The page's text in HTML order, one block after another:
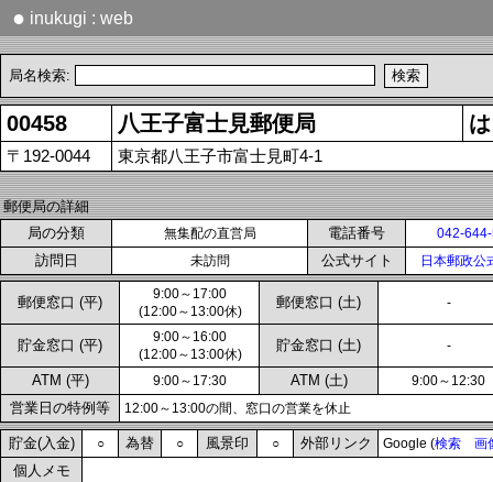
● inukugi : web
局名検索:
00458 八王子富士見郵便局
〒192-0044 東京都八王子市富士見町4-1
郵便局の詳細
局の分類
無集配の直営局 電話番号 042-
訪問日 未訪問 公式サイト 日本郵政公
郵便窓口 (平)
9:00～17:00
(12:00～13:00休)
郵便窓口 (土) -
貯金窓口 (平)
9:00～16:00
(12:00～13:00休)
貯金窓口 (土) -
ATM (平) 9:00～17:30 ATM (土) 9:00～12:30
営業日の特例等 12:00～13:00の間、窓口の営業を休止
貯金(入金) ○ 為替 ○ 風景印 ○ 外部リンク Google (検索 画
個人メモ